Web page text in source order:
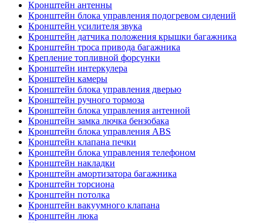
Кронштейн антенны
Кронштейн блока управления подогревом сидений
Кронштейн усилителя звука
Кронштейн датчика положения крышки багажника
Кронштейн троса привода багажника
Крепление топливной форсунки
Кронштейн интеркулера
Кронштейн камеры
Кронштейн блока управления дверью
Кронштейн ручного тормоза
Кронштейн блока управления антенной
Кронштейн замка лючка бензобака
Кронштейн блока управления ABS
Кронштейн клапана печки
Кронштейн блока управления телефоном
Кронштейн накладки
Кронштейн амортизатора багажника
Кронштейн торсиона
Кронштейн потолка
Кронштейн вакуумного клапана
Кронштейн люка